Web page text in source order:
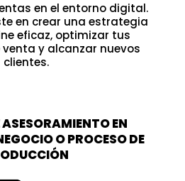
en el entorno digital.
en crear una estrategia
eficaz, optimizar tus
y alcanzar nuevos
clientes.
EN
O PROCESO DE